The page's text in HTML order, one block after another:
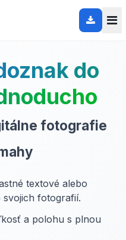
do
fotografie
textové alebo
fotografií.
a polohu s plnou